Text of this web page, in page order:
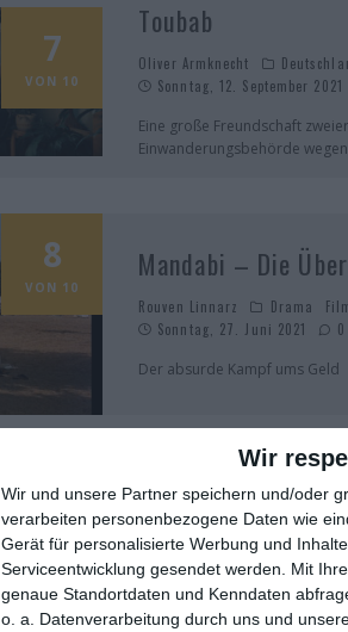
Wir
Wir und unsere Partner speichern und/oder
verarbeiten personenbezogene Daten wie
Gerät für personalisierte Werbung und
Serviceentwicklung gesendet werden.
Mit
genaue Standortdaten und Kenndaten
o. a. Datenverarbeitung durch uns und
7
VON 10
Toubab
Oliver Armknecht
Sonntag, 12. September 2021
Eine große Freundschaft
Einwanderungsbehörde
8
VON 10
Mandabi – Die
Rouven Linnarz Drama
Sonntag, 27. Juni 2021
0
Der absurde Kampf ums Geld
7
VON 10 Hyänen
Oliver Armknecht Drama
Mittwoch, 5. Mai 2021
0
Eine reiche alte Frau fordert